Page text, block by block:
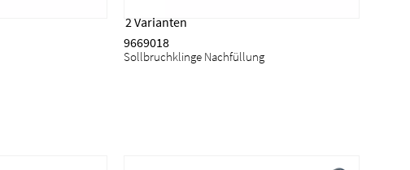
Sollbruchklinge Nachfüllung
9669018
2 Varianten